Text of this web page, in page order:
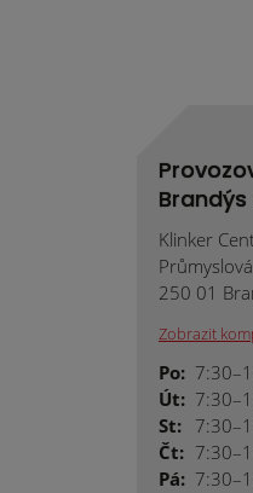
Klinker
250 01
Zobrazit
Po:
Út:
St:
Čt:
Pá: